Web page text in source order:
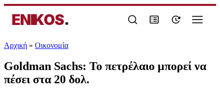
ENIKOS.
Αρχική » Oικονομία
Goldman Sachs: Το πετρέλαιο μπορεί να
πέσει στα 20 δολ.